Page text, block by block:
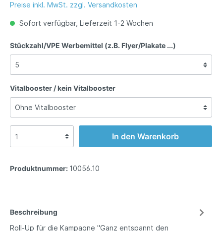
Preise inkl. MwSt. zzgl. Versandkosten
Sofort verfügbar, Lieferzeit 1-2 Wochen
Stückzahl/VPE Werbemittel (z.B. Flyer/Plakate ...)
Vitalbooster / kein Vitalbooster
In den Warenkorb
Produktnummer: 10056.10
Beschreibung
Roll-Up für die Kampagne "Ganz entspannt den